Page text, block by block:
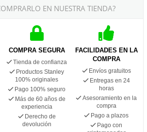
EN NUESTRA TIENDA?
COMPRA SEGURA
Tienda de confianza
Productos Stanley
100% originales
Pago 100% seguro
Más de 60 años de
experiencia
Derecho de
devolución
FACILIDADES EN LA
COMPRA
Envíos gratuitos
Entregas en 24
horas
Asesoramiento en la
compra
Pago a plazos
Pago con